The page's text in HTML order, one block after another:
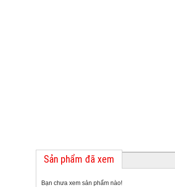
Sản phẩm đã xem
Bạn chưa xem sản phẩm nào!